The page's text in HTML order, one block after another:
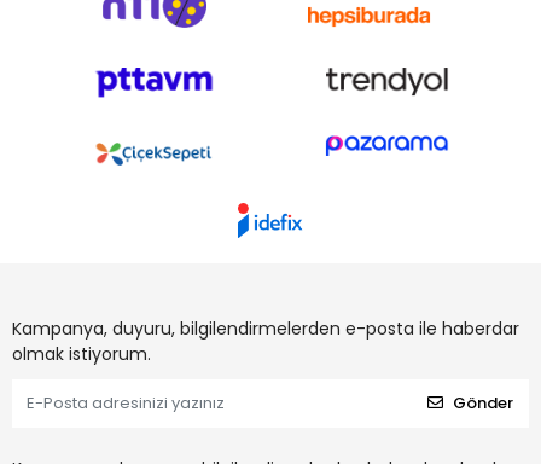
Kampanya, duyuru, bilgilendirmelerden e-posta ile haberdar
olmak istiyorum.
Gönder